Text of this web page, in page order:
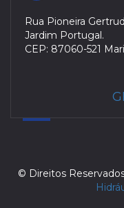
Rua Pioneira
Jardim Portugal.
CEP: 87060-521
© Direitos